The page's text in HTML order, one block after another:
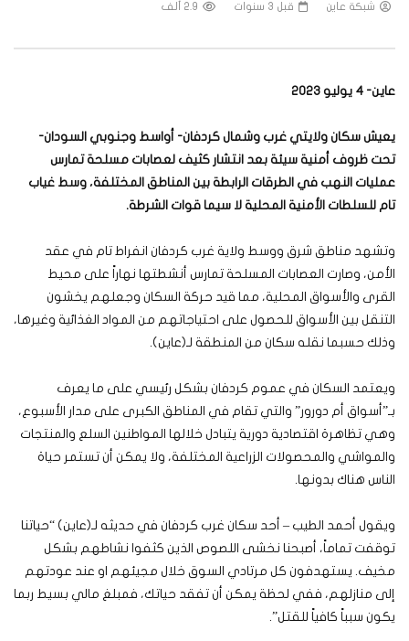
شبكة عاين قبل 3 سنوات 2.9 ألف
عاين- 4 يوليو 2023
يعيش سكان ولايتي غرب وشمال كردفان- أواسط وجنوبي السودان-
تحت ظروف أمنية سيئة بعد انتشار كثيف لعصابات مسلحة تمارس
عمليات النهب في الطرقات الرابطة بين المناطق المختلفة، وسط غياب
تام للسلطات الأمنية المحلية لا سيما قوات الشرطة.
وتشهد مناطق شرق ووسط ولاية غرب كردفان انفراط تام في عقد
الأمن، وصارت العصابات المسلحة تمارس أنشطتها نهاراً على محيط
القرى والأسواق المحلية، مما قيد حركة السكان وجعلهم يخشون
التنقل بين الأسواق للحصول على احتياجاتهم من المواد الغذائية وغيرها،
وذلك حسبما نقله سكان من المنطقة لـ(عاين).
ويعتمد السكان في عموم كردفان بشكل رئيسي على ما يعرف
بـ”أسواق أم دورور” والتي تقام في المناطق الكبرى على مدار الأسبوع،
وهي تظاهرة اقتصادية دورية يتبادل خلالها المواطنين السلع والمنتجات
والمواشي والمحصولات الزراعية المختلفة، ولا يمكن أن تستمر حياة
الناس هناك بدونها.
ويقول أحمد الطيب – أحد سكان غرب كردفان في حديثه لـ(عاين) “حياتنا
توقفت تماماً، أصبحنا نخشى اللصوص الذين كثفوا نشاطهم بشكل
مخيف. يستهدفون كل مرتادي السوق خلال مجيئهم او عند عودتهم
إلى منازلهم، ففي لحظة يمكن أن تفقد حياتك، فمبلغ مالي بسيط ربما
يكون سبباً كافياً للقتل”.